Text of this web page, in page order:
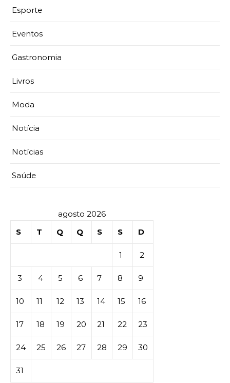
Esporte
Eventos
Gastronomia
Livros
Moda
Notícia
Notícias
Saúde
agosto 2026
S
T Q Q S S D
1 2
3 4 5 6 7 8 9
10 11 12 13 14 15 16
17 18 19 20 21 22 23
24 25 26 27 28 29 30
31